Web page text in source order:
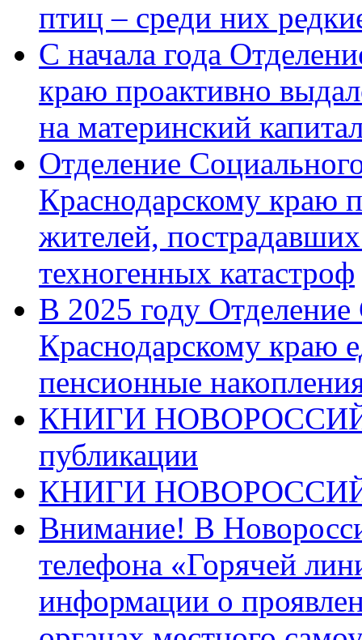
птиц – среди них
С начала года
краю проактивно
на материнский
Отделение
Краснодарскому краю
жителей,
техногенных катастроф
В 2025 году
Краснодарскому краю
пенсионные
КНИГИ
публикации
КНИГИ
Внимание! В
телефона «Горячей
информации о